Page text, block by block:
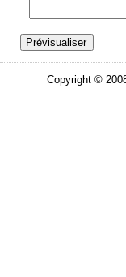
Copyright ©